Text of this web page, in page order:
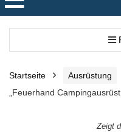
Startseite Ausrüstung
„Feuerhand
Zeigt